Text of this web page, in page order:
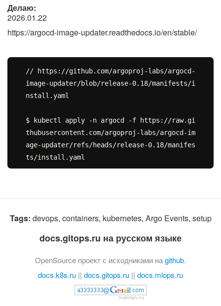
Делаю:
2026.01.22
https://argocd-image-updater.readthedocs.io/en/stable/
// https://github.com/argoproj-labs/argocd-
image-updater/blob/release-0.18/manifests/i
nstall.yaml
$ kubectl apply -n argocd -f https://raw.gi
thubusercontent.com/argoproj-labs/argocd-im
age-updater/refs/heads/release-0.18/manifes
Tags: devops, containers, kubernetes, Argo Events, setup
docs.gitops.ru на русском языке
OpenSource проект с исходниками наgithub.
docs.k8s.ru || docs.gitops.ru || docs.mlops.ru